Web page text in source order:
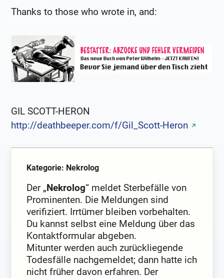
Thanks to those who wrote in, and:
GIL SCOTT-HERON
http://deathbeeper.com/f/Gil_Scott-Heron
Kategorie: Nekrolog
Der „Nekrolog“ meldet Sterbefälle von
Prominenten. Die Meldungen sind
verifiziert. Irrtümer bleiben vorbehalten.
Du kannst selbst eine Meldung über das
Kontaktformular abgeben.
Mitunter werden auch zurückliegende
Todesfälle nachgemeldet; dann hatte ich
nicht früher davon erfahren. Der